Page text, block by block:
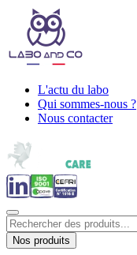
L'actu du labo
Qui sommes-nous ?
Nous contacter
Nos produits